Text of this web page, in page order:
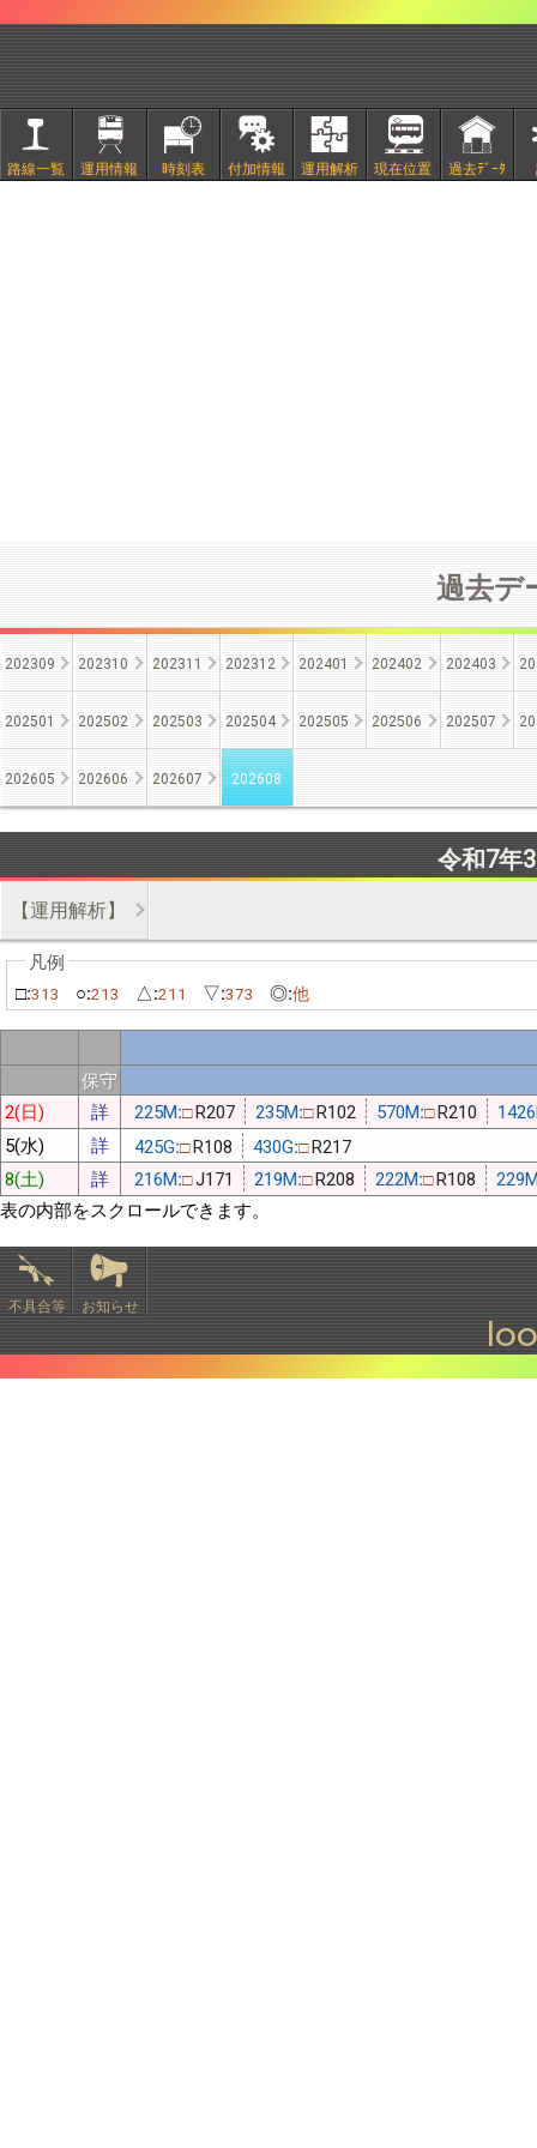
路線一覧 運用情報 時刻表 付加情報 運用解析 現在位置 過去ﾃﾞｰﾀ
過去デ
202309 202310 202311 202312 202401 202402 202403
202501 202502 202503 202504 202505 202506 202507
202605 202606 202607 202608
令和7年
【運用解析】
□:313 ○:213 △:211 ▽:373 ◎:他
保守
2(日)
詳 225M:□R207 235M:□R102 570M:□R210
5(水)
詳 425G:□R108 430G:□R217
8(土)
詳 216M:□J171 219M:□R208 222M:□R108
表の内部をスクロールできます。
不具合等 お知らせ